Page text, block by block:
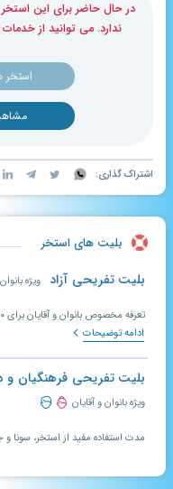
در حال حاضر برای این
ندارد. می توانید از
استخر
اشتراک گذاری:
بلیت های استخر
بلیت تفریحی آزاد ویژه
ادامه توضیحات
بلیت تفریحی فرهنگیان و
ویژه بانوان و آقایان
مدت استفاده مفید از استخر، سونا و جکوزی ۶۰